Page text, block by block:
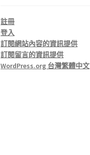
註冊
登入
訂閱網站內容的資訊提供
訂閱留言的資訊提供
WordPress.org 台灣繁體中文